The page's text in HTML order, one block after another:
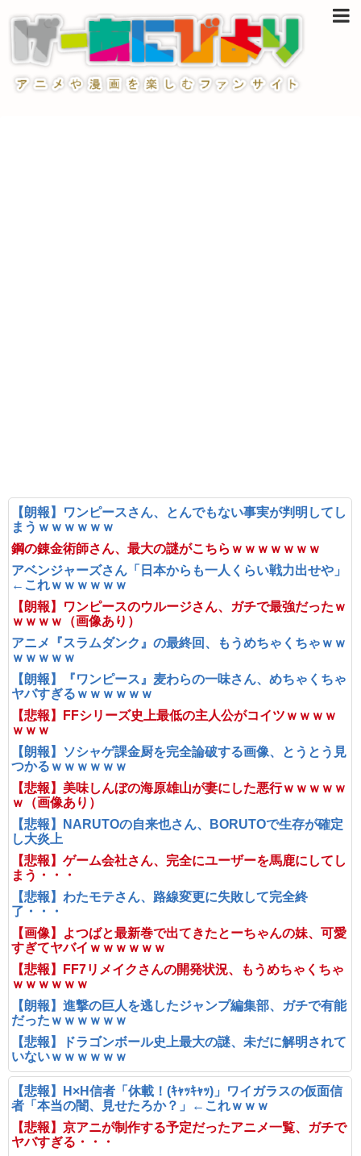
【朗報】ワンピースさん、とんでもない事実が判明してし
まうｗｗｗｗｗｗ
鋼の錬金術師さん、最大の謎がこちらｗｗｗｗｗｗｗ
アベンジャーズさん「日本からも一人くらい戦力出せや」
←これｗｗｗｗｗｗ
【朗報】ワンピースのウルージさん、ガチで最強だったｗ
ｗｗｗｗ（画像あり）
アニメ『スラムダンク』の最終回、もうめちゃくちゃｗｗ
ｗｗｗｗｗ
【朗報】『ワンピース』麦わらの一味さん、めちゃくちゃ
ヤバすぎるｗｗｗｗｗｗ
【悲報】FFシリーズ史上最低の主人公がコイツｗｗｗｗ
ｗｗｗ
【朗報】ソシャゲ課金厨を完全論破する画像、とうとう見
つかるｗｗｗｗｗｗ
【悲報】美味しんぼの海原雄山が妻にした悪行ｗｗｗｗｗ
ｗ（画像あり）
【悲報】NARUTOの自来也さん、BORUTOで生存が確定
し大炎上
【悲報】ゲーム会社さん、完全にユーザーを馬鹿にしてし
まう・・・
【悲報】わたモテさん、路線変更に失敗して完全終
了・・・
【画像】よつばと最新巻で出てきたとーちゃんの妹、可愛
すぎてヤバイｗｗｗｗｗｗ
【悲報】FF7リメイクさんの開発状況、もうめちゃくちゃ
ｗｗｗｗｗｗ
【朗報】進撃の巨人を逃したジャンプ編集部、ガチで有能
だったｗｗｗｗｗｗ
【悲報】ドラゴンボール史上最大の謎、未だに解明されて
いないｗｗｗｗｗｗ
【悲報】H×H信者「休載！(ｷｬｯｷｬｯ)」ワイガラスの仮面信
者「本当の闇、見せたろか？」←これｗｗｗ
【悲報】京アニが制作する予定だったアニメ一覧、ガチで
ヤバすぎる・・・